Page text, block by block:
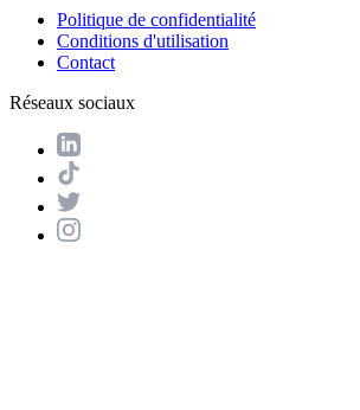
Politique de confidentialité
Conditions d'utilisation
Contact
Réseaux sociaux